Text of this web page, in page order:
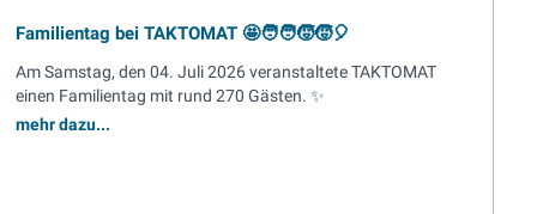
Familientag bei TAKTOMAT 🤩🧑‍🧑‍🧒‍🧒🎈
Am Samstag, den 04. Juli 2026 veranstaltete TAKTOMAT
einen Familientag mit rund 270 Gästen. ✨
mehr dazu...